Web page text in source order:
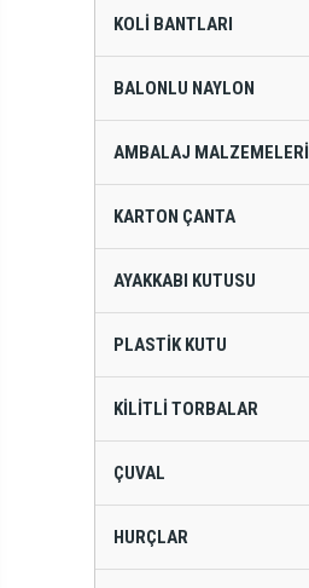
KOLI BANTLARI
BALONLU NAYLON
AMBALAJ MALZEMELERI
KARTON ÇANTA
AYAKKABI KUTUSU
PLASTIK KUTU
KILITLI TORBALAR
ÇUVAL
HURÇLAR